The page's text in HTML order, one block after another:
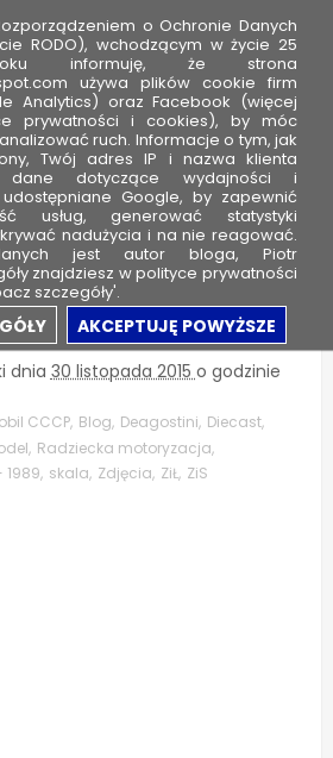
CCCP
dnia 30 listopada 2015 o godzinie
CCCP, Blog, Deagostini, Diecast,
, Radziecka motoryzacja,
, skala, Zdjęcia, ZiŁ, ZiS
o Ochronie Danych
RODO), wchodzącym w życie 25
informuję, że strona
używa plików cookie firm
Analytics) oraz Facebook (więcej
prywatności i cookies), by móc
ruch. Informacje o tym, jak
Twój adres IP i nazwa klienta
dane dotyczące wydajności i
Google, by zapewnić
usług, generować statystyki
nadużycia i na nie reagować.
jest autor bloga, Piotr
znajdziesz w polityce prywatności
szczegóły'.
AKCEPTUJĘ POWYŻSZE